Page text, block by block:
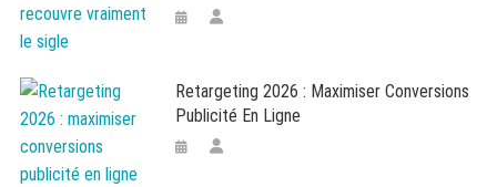
Retargeting 2026 : Maximiser Conversions
Publicité En Ligne